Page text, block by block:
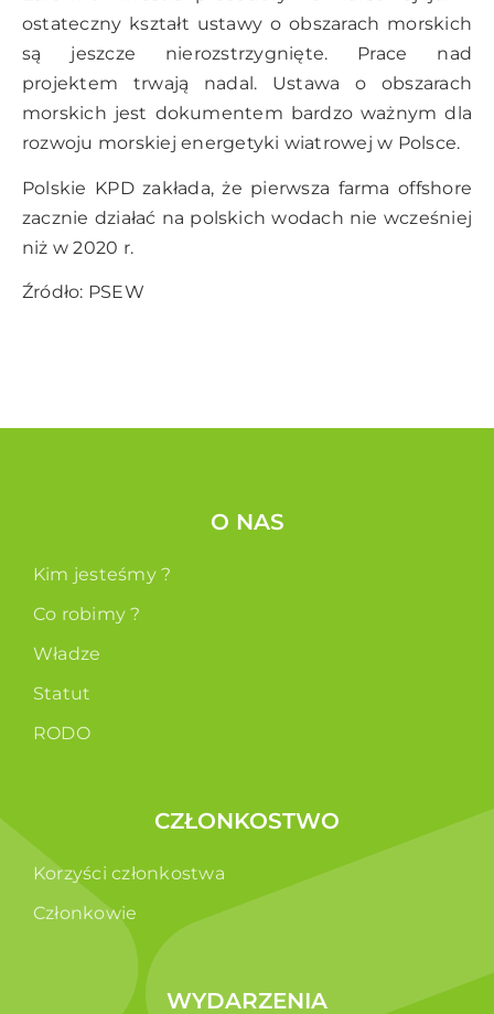
ostateczny kształt ustawy o obszarach morskich
są jeszcze nierozstrzygnięte. Prace nad
projektem trwają nadal. Ustawa o obszarach
morskich jest dokumentem bardzo ważnym dla
rozwoju morskiej energetyki wiatrowej w Polsce.
Polskie KPD zakłada, że pierwsza farma offshore
zacznie działać na polskich wodach nie wcześniej
niż w 2020 r.
Źródło: PSEW
O NAS
Kim jesteśmy ?
Co robimy ?
Władze
Statut
RODO
CZŁONKOSTWO
Korzyści członkostwa
Członkowie
WYDARZENIA